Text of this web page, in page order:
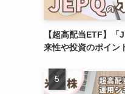
【超高配当ETF】
来性や投資のポイン